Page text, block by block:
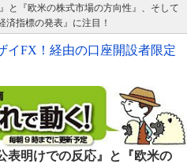
と『欧米の株式市場の方向性』、そして
済指標の発表』に注目！
イFX！経由の口座開設者限定
表明けでの反応』と『欧米の